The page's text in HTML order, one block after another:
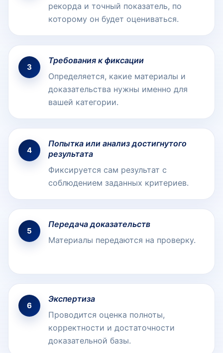
рекорда и точный показатель, по
которому он будет оцениваться.
3
Требования к фиксации
Определяется, какие материалы и
доказательства нужны именно для
вашей категории.
4
Попытка или анализ достигнутого
результата
Фиксируется сам результат с
соблюдением заданных критериев.
5
Передача доказательств
Материалы передаются на проверку.
6
Экспертиза
Проводится оценка полноты,
корректности и достаточности
доказательной базы.